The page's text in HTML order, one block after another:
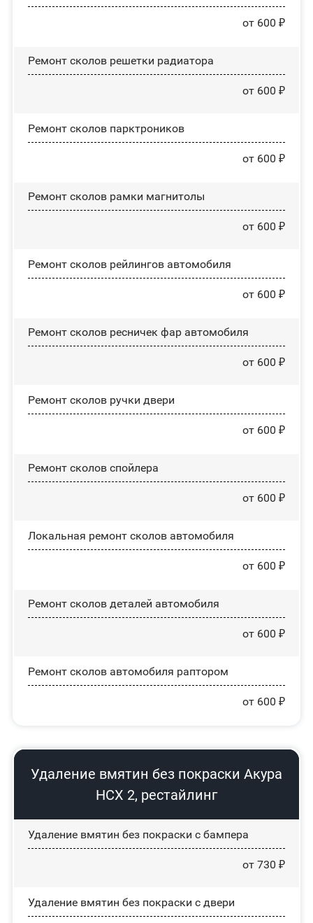
от 600 ₽
Ремонт сколов решетки радиатора
от 600 ₽
Ремонт сколов парктроников
от 600 ₽
Ремонт сколов рамки магнитолы
от 600 ₽
Ремонт сколов рейлингов автомобиля
от 600 ₽
Ремонт сколов ресничек фар автомобиля
от 600 ₽
Ремонт сколов ручки двери
от 600 ₽
Ремонт сколов спойлера
от 600 ₽
Локальная ремонт сколов автомобиля
от 600 ₽
Ремонт сколов деталей автомобиля
от 600 ₽
Ремонт сколов автомобиля раптором
от 600 ₽
Удаление вмятин без покраски Акура
НСХ 2, рестайлинг
Удаление вмятин без покраски с бампера
от 730 ₽
Удаление вмятин без покраски с двери